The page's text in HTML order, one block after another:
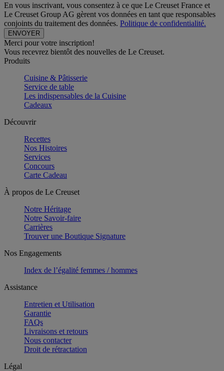
En vous inscrivant, vous consentez à ce que Le Creuset France et
Le Creuset Group AG gèrent vos données en tant que responsables
conjoints du traitement des données. Politique de confidentialité.
Merci pour votre inscription!
Vous recevrez bientôt des nouvelles de Le Creuset.
Produits
Cuisine & Pâtisserie
Service de table
Les indispensables de la Cuisine
Cadeaux
Découvrir
Recettes
Nos Histoires
Services
Concours
Carte Cadeau
À propos de Le Creuset
Notre Héritage
Notre Savoir-faire
Carrières
Trouver une Boutique Signature
Nos Engagements
Index de l’égalité femmes / hommes
Assistance
Entretien et Utilisation
Garantie
FAQs
Livraisons et retours
Nous contacter
Droit de rétractation
Légal